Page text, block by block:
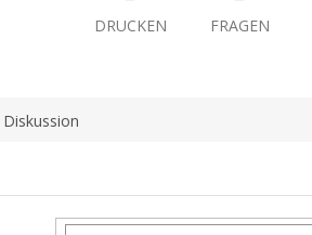
DRUCKEN FRAGEN
Diskussion